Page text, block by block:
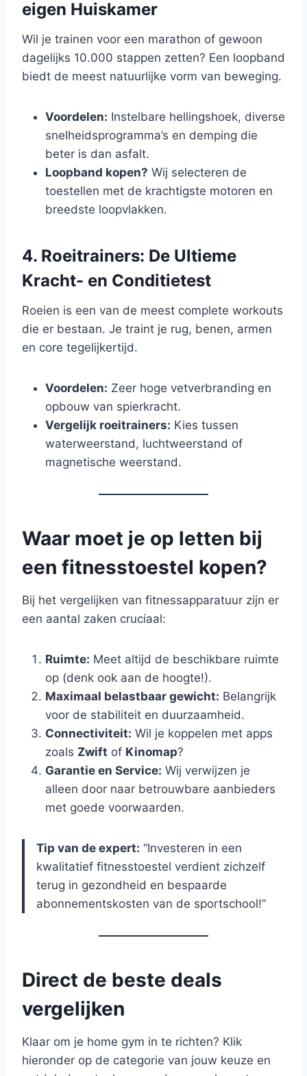
eigen Huiskamer
Wil je trainen voor een marathon of gewoon
dagelijks 10.000 stappen zetten? Een loopband
biedt de meest natuurlijke vorm van beweging.
Voordelen: Instelbare hellingshoek, diverse
snelheidsprogramma’s en demping die
beter is dan asfalt.
Loopband kopen? Wij selecteren de
toestellen met de krachtigste motoren en
breedste loopvlakken.
4. Roeitrainers: De Ultieme
Kracht- en Conditietest
Roeien is een van de meest complete workouts
die er bestaan. Je traint je rug, benen, armen
en core tegelijkertijd.
Voordelen: Zeer hoge vetverbranding en
opbouw van spierkracht.
Vergelijk roeitrainers: Kies tussen
waterweerstand, luchtweerstand of
magnetische weerstand.
Waar moet je op letten bij
een fitnesstoestel kopen?
Bij het vergelijken van fitnessapparatuur zijn er
een aantal zaken cruciaal:
Ruimte: Meet altijd de beschikbare ruimte
op (denk ook aan de hoogte!).
Maximaal belastbaar gewicht: Belangrijk
voor de stabiliteit en duurzaamheid.
Connectiviteit: Wil je koppelen met apps
zoals Zwift of Kinomap?
Garantie en Service: Wij verwijzen je
alleen door naar betrouwbare aanbieders
met goede voorwaarden.
Tip van de expert: “Investeren in een
kwalitatief fitnesstoestel verdient zichzelf
terug in gezondheid en bespaarde
abonnementskosten van de sportschool!”
Direct de beste deals
vergelijken
Klaar om je home gym in te richten? Klik
hieronder op de categorie van jouw keuze en